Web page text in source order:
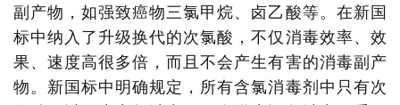
副产物，如强致癌物三氯甲烷、卤乙酸等。在新国
标中纳入了升级换代的次氯酸，不仅消毒效率、效
果、速度高很多倍，而且不会产生有害的消毒副产
物。新国标中明确规定，所有含氯消毒剂中只有次